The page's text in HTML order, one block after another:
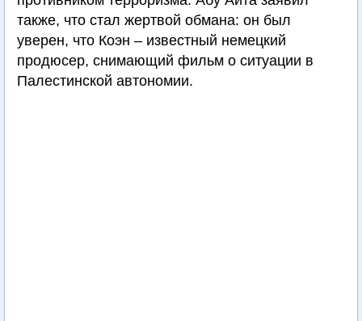
также, что стал жертвой обмана: он был
уверен, что Коэн – известный немецкий
продюсер, снимающий фильм о ситуации в
Палестинской автономии.